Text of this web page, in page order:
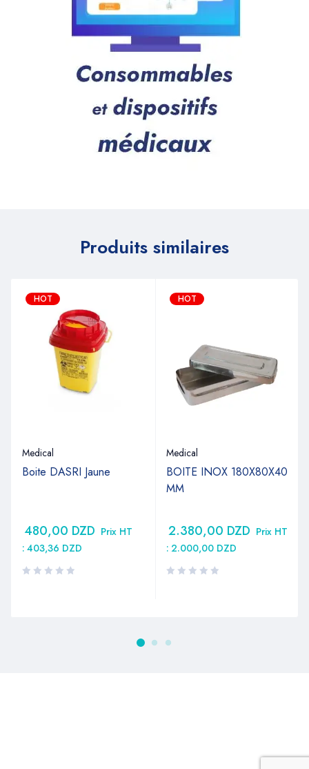
Produits similaires
HOT
Medical
Boite DASRI Jaune
480,00 DZD Prix HT
: 403,36 DZD
HOT
Medical
BOITE INOX 180X80X40
MM
2.380,00 DZD Prix HT
: 2.000,00 DZD